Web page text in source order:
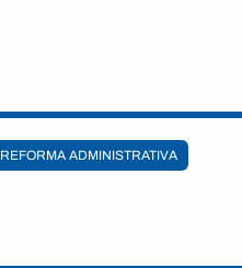
REFORMA ADMINISTRATIVA